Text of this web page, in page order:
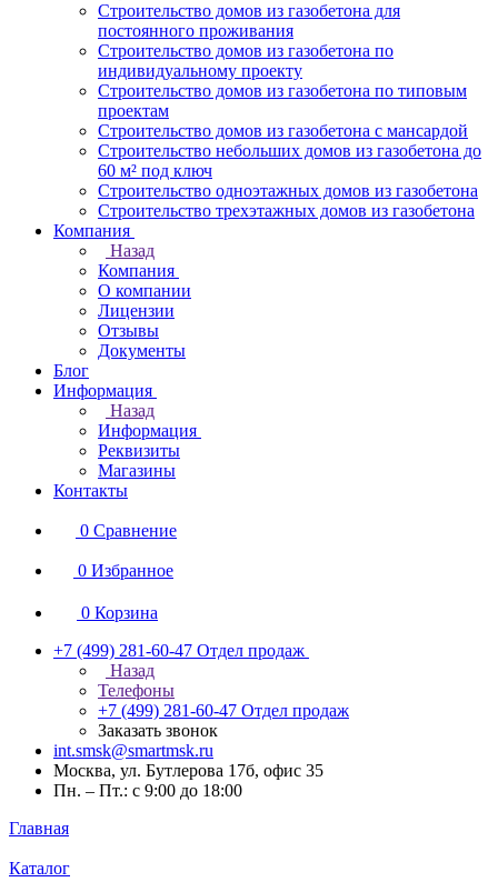
Строительство домов из газобетона для
постоянного проживания
Строительство домов из газобетона по
индивидуальному проекту
Строительство домов из газобетона по типовым
проектам
Строительство домов из газобетона с мансардой
Строительство небольших домов из газобетона до
60 м² под ключ
Строительство одноэтажных домов из газобетона
Строительство трехэтажных домов из газобетона
Компания
Назад
Компания
О компании
Лицензии
Отзывы
Документы
Блог
Информация
Назад
Информация
Реквизиты
Магазины
Контакты
0 Сравнение
0 Избранное
0 Корзина
+7 (499) 281-60-47 Отдел продаж
Назад
Телефоны
+7 (499) 281-60-47 Отдел продаж
Заказать звонок
int.smsk@smartmsk.ru
Москва, ул. Бутлерова 17б, офис 35
Пн. – Пт.: с 9:00 до 18:00
Главная
Каталог